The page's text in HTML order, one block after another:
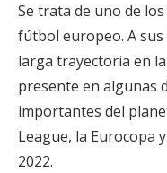
Se trata de uno de
fútbol europeo. A
larga trayectoria en
presente en algunas
importantes del
League, la Eurocopa
2022.